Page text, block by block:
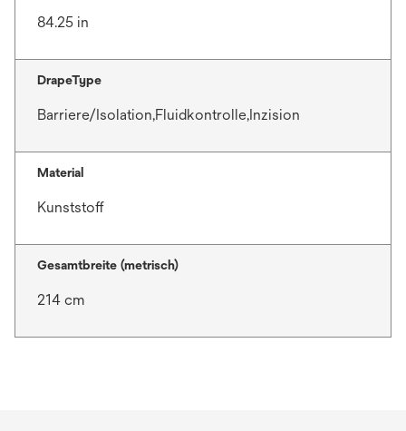
84.25 in
DrapeType
Barriere/Isolation,Fluidkontrolle,Inzision
Material
Kunststoff
Gesamtbreite (metrisch)
214 cm